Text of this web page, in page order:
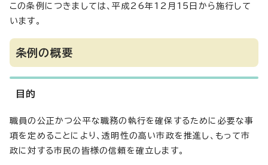
この条例につきましては、平成26年12月15日から施行して
います。
条例の概要
目的
職員の公正かつ公平な職務の執行を確保するために必要な事
項を定めることにより、透明性の高い市政を推進し、もって市
政に対する市民の皆様の信頼を確立します。